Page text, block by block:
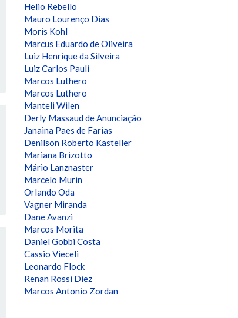
Helio Rebello
Mauro Lourenço Dias
Moris Kohl
Marcus Eduardo de Oliveira
Luiz Henrique da Silveira
Luiz Carlos Pauli
Marcos Luthero
Marcos Luthero
Manteli Wilen
Derly Massaud de Anunciação
Janaina Paes de Farias
Denilson Roberto Kasteller
Mariana Brizotto
Mário Lanznaster
Marcelo Murin
Orlando Oda
Vagner Miranda
Dane Avanzi
Marcos Morita
Daniel Gobbi Costa
Cassio Vieceli
Leonardo Flock
Renan Rossi Diez
Marcos Antonio Zordan